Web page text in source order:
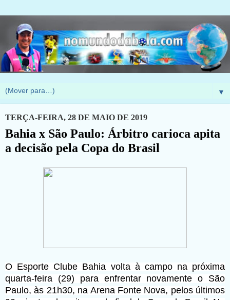
▼
TERÇA-FEIRA, 28 DE MAIO DE 2019
Bahia x São Paulo: Árbitro carioca apita
a decisão pela Copa do Brasil
O Esporte Clube Bahia volta à campo na próxima
quarta-feira (29) para enfrentar novamente o São
Paulo, às 21h30, na Arena Fonte Nova, pelos últimos